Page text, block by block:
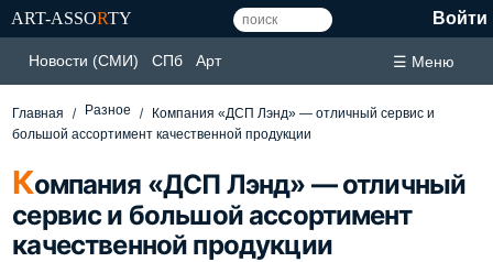
ART-ASSORTY Войти
Новости (СМИ) СПб Арт ☰ Меню
Главная Разное
Компания «ДСП Лэнд» — отличный сервис и
большой ассортимент качественной продукции
Компания «ДСП Лэнд» — отличный
сервис и большой ассортимент
качественной продукции